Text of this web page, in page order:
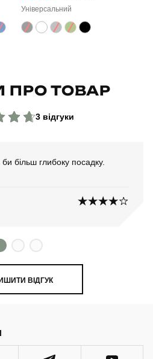
Універсальний
ПРО ТОВАР
3 відгуки
більш глибоку посадку.
ВІДГУК